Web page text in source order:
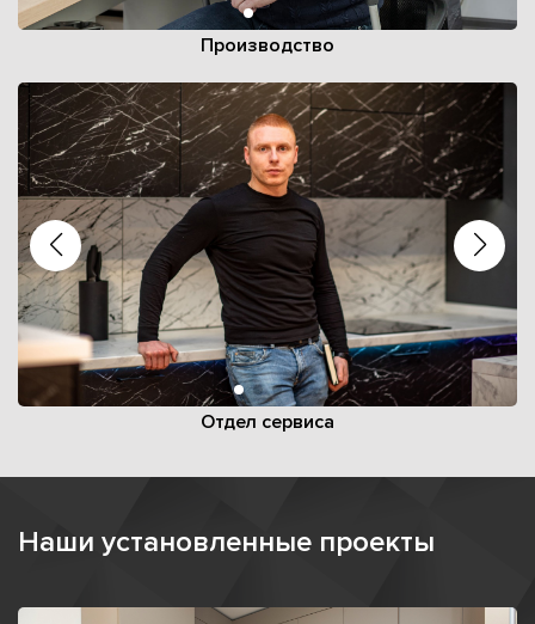
Производство
Отдел сервиса
Наши установленные проекты